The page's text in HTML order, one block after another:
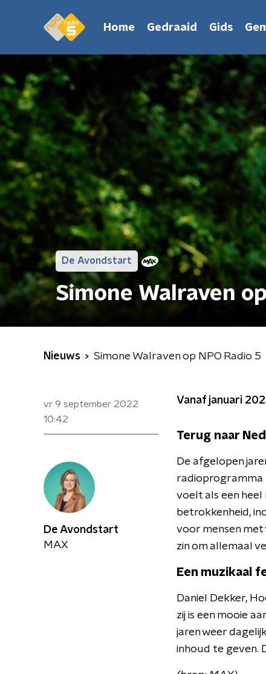
Home Gedraaid Gids
De Avondstart
Simone Walraven
Nieuws Simone Walraven op NPO Radio 5
vr 9 september 2022
10:42
Vanaf januari
Terug naar
De afgelopen
radioprogramma
voelt als een heel
betrokkenheid,
voor mensen met
zin om allemaal
Een muzikaal
Daniel Dekker,
zij is een mooie
jaren weer
inhoud te geven.
De Avondstart
MAX